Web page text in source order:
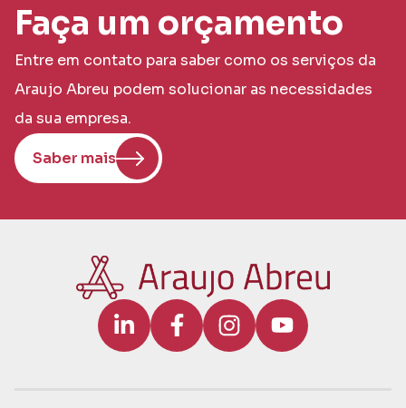
Faça um orçamento
Entre em contato para saber como os serviços da
Araujo Abreu podem solucionar as necessidades
da sua empresa.
Saber mais